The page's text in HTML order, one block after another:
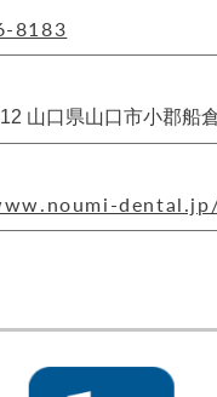
8183
山口県山口市小郡船